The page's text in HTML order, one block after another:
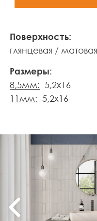
Поверхность:
глянцевая
матовая
Размеры:
8,5мм: 5,2x16
11мм: 5,2x16